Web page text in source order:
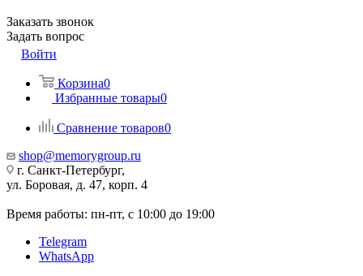
Заказать звонок
Задать вопрос
Войти
Корзина0
Избранные товары0
Сравнение товаров0
shop@memorygroup.ru
г. Санкт-Петербург,
ул. Боровая, д. 47, корп. 4
Время работы: пн-пт, с 10:00 до 19:00
Telegram
WhatsApp